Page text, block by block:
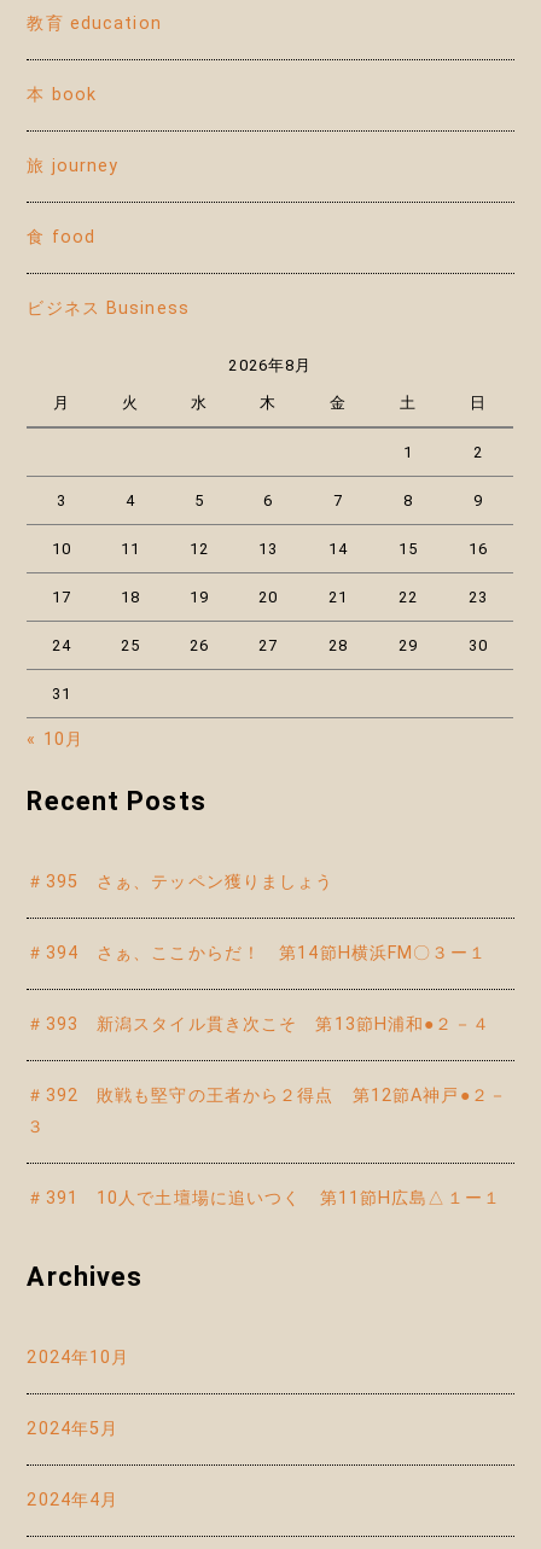
教育 education
本 book
旅 journey
食 food
ビジネス Business
2026年8月
月 火 水 木 金 土 日
1 2
3 4 5 6 7 8 9
10 11 12 13 14 15 16
17 18 19 20 21 22 23
24 25 26 27 28 29 30
31
« 10月
Recent Posts
＃395 さぁ、テッペン獲りましょう
＃394 さぁ、ここからだ！ 第14節H横浜FM〇３ー１
＃393 新潟スタイル貫き次こそ 第13節H浦和●２－４
＃392 敗戦も堅守の王者から２得点 第12節A神戸●２－
３
＃391 10人で土壇場に追いつく 第11節H広島△１ー１
Archives
2024年10月
2024年5月
2024年4月